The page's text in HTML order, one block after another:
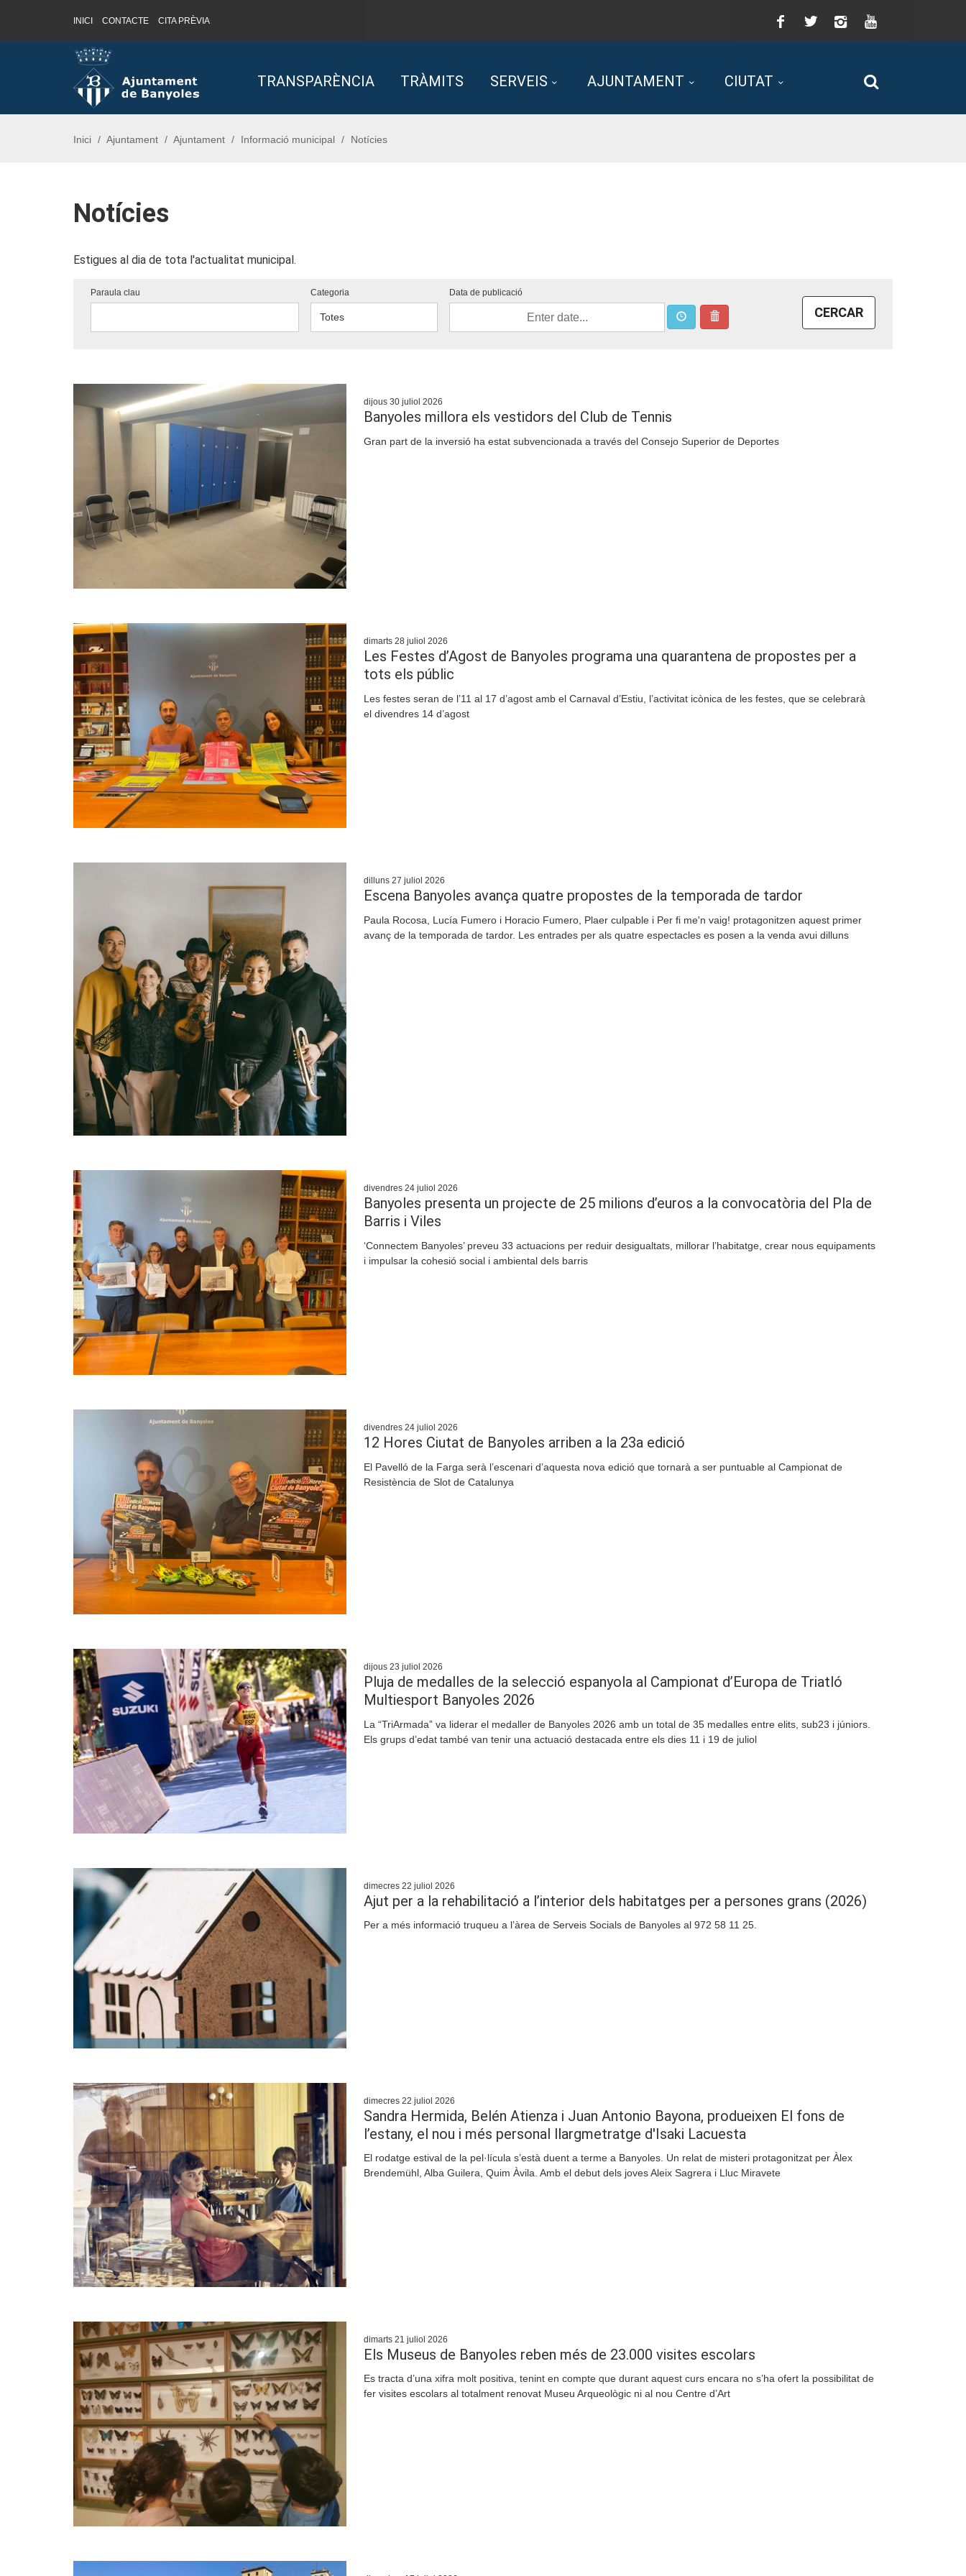
Saltar al contingut
Saltar a la navegació
Informació de contacte
INICI CONTACTE CITA PRÈVIA Facebook
Twitter Instagram
TRANSPARÈNCIA TRÀMITS SERVEIS AJUNTAMENT CIUTAT
Inici Ajuntament Ajuntament Informació municipal Notícies
Notícies
Estigues al dia de tota l'actualitat municipal.
Paraula clau Categoria Data de publicació
CERCAR
dijous 30 juliol 2026
Banyoles millora els vestidors del Club de Tennis
Gran part de la inversió ha estat subvencionada a través del Consejo Superior de Deportes
dimarts 28 juliol 2026
Les Festes d’Agost de Banyoles programa una quarantena de propostes per a
tots els públic
Les festes seran de l’11 al 17 d’agost amb el Carnaval d’Estiu, l’activitat icònica de les festes, que se celebrarà
el divendres 14 d’agost
dilluns 27 juliol 2026
Escena Banyoles avança quatre propostes de la temporada de tardor
Paula Rocosa, Lucía Fumero i Horacio Fumero, Plaer culpable i Per fi me'n vaig! protagonitzen aquest primer
avanç de la temporada de tardor. Les entrades per als quatre espectacles es posen a la venda avui dilluns
divendres 24 juliol 2026
Banyoles presenta un projecte de 25 milions d’euros a la convocatòria del Pla de
Barris i Viles
‘Connectem Banyoles’ preveu 33 actuacions per reduir desigualtats, millorar l’habitatge, crear nous equipaments
i impulsar la cohesió social i ambiental dels barris
divendres 24 juliol 2026
12 Hores Ciutat de Banyoles arriben a la 23a edició
El Pavelló de la Farga serà l’escenari d’aquesta nova edició que tornarà a ser puntuable al Campionat de
Resistència de Slot de Catalunya
dijous 23 juliol 2026
Pluja de medalles de la selecció espanyola al Campionat d’Europa de Triatló
Multiesport Banyoles 2026
La “TriArmada” va liderar el medaller de Banyoles 2026 amb un total de 35 medalles entre elits, sub23 i júniors.
Els grups d’edat també van tenir una actuació destacada entre els dies 11 i 19 de juliol
dimecres 22 juliol 2026
Ajut per a la rehabilitació a l’interior dels habitatges per a persones grans (2026)
Per a més informació truqueu a l’àrea de Serveis Socials de Banyoles al 972 58 11 25.
dimecres 22 juliol 2026
Sandra Hermida, Belén Atienza i Juan Antonio Bayona, produeixen El fons de
l’estany, el nou i més personal llargmetratge d'Isaki Lacuesta
El rodatge estival de la pel·lícula s’està duent a terme a Banyoles. Un relat de misteri protagonitzat per Àlex
Brendemühl, Alba Guilera, Quim Àvila. Amb el debut dels joves Aleix Sagrera i Lluc Miravete
dimarts 21 juliol 2026
Els Museus de Banyoles reben més de 23.000 visites escolars
Es tracta d’una xifra molt positiva, tenint en compte que durant aquest curs encara no s’ha ofert la possibilitat de
fer visites escolars al totalment renovat Museu Arqueològic ni al nou Centre d’Art